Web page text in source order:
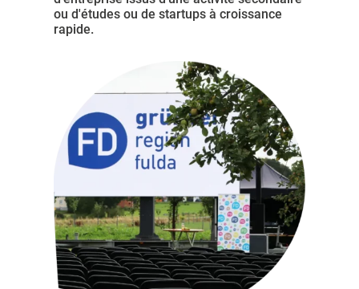
ou d'études ou de startups à croissance
rapide.